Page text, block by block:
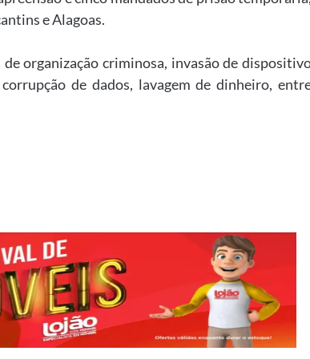
e Alagoas.
organização criminosa, invasão de
de dados, lavagem de dinheiro,